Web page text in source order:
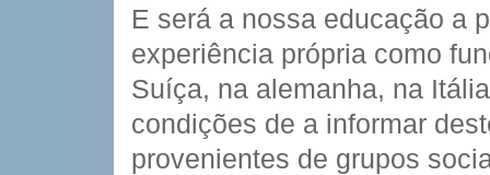
E será a nossa educação a
experiência própria como
Suíça, na alemanha, na
condições de a informar
provenientes de grupos